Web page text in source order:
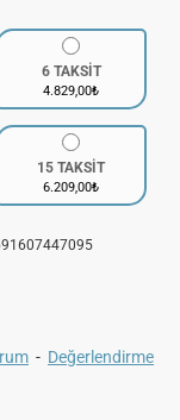
- Değerlendirme
6 TAKSİT
4.829,00₺
15 TAKSİT
6.209,00₺